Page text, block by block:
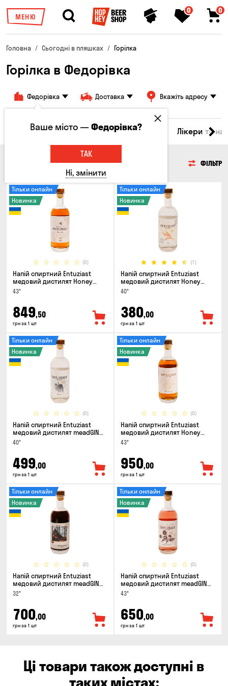
МЕНЮ
0 0
Головна Сьогодні в пляшках Горілка
Горілка в Федорівка
Федорівка Доставка Вкажіть адресу
Віскі Коктейлі Горілка Соджу Лікери та
ГОРІЛКА ФІЛЬТР
(0)
Тільки онлайн
Новинка
Напій спиртний Entuziast
медовий дистилят Honey
Spirit Aged 0.5л
43°
849,50
грн за 1 шт
(1)
Тільки онлайн
Новинка
Напій спиртний Entuziast
медовий дистилят Honey
Spirit Pure 0.5л
40°
380,00
грн за 1 шт
(0)
Тільки онлайн
Новинка
Напій спиртний Entuziast
медовий дистилят meadGIN
0.5л
40°
499,00
грн за 1 шт
(0)
Тільки онлайн
Новинка
Напій спиртний Entuziast
медовий дистилят Honey
Spirit Apple 0.5л
43°
950,00
грн за 1 шт
(0)
Тільки онлайн
Новинка
Напій спиртний Entuziast
медовий дистилят meadGIN
Sloe 0.5л
32°
700,00
грн за 1 шт
(0)
Тільки онлайн
Новинка
Напій спиртний Entuziast
медовий дистилят meadGIN
Raspberry 0.5л
43°
650,00
грн за 1 шт
Ці товари також доступні в
таких містах:
Ваше місто —Федорівка?
ТАК
Ні, змінити